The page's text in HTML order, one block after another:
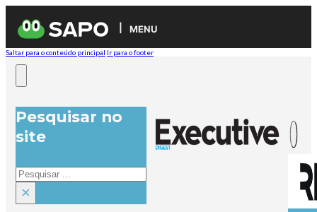
MENU
Saltar para o conteúdo principal Ir para o footer
Pesquisar no
site
Pesquisar
×